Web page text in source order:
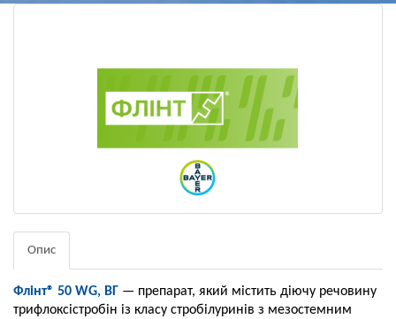
Опис
Флінт® 50 WG, ВГ — препарат, який містить діючу речовину
трифлоксістробін із класу стробілуринів з мезостемним